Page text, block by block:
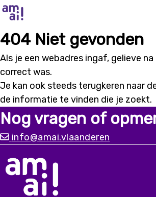
404 Niet gevonden
Als je een webadres ingaf, gelieve
correct was.
Je kan ook steeds terugkeren naar
de informatie te vinden die je zoekt.
Nog vragen of
info@amai.vlaanderen